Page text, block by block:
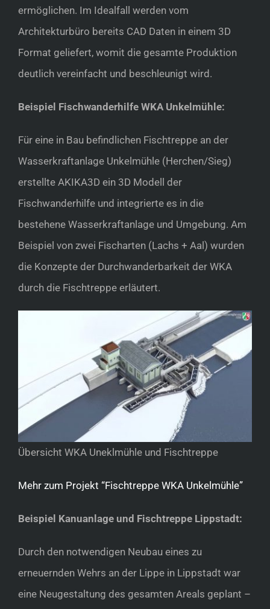
ermöglichen. Im Idealfall werden vom
Architekturbüro bereits CAD Daten in einem 3D
Format geliefert, womit die gesamte Produktion
deutlich vereinfacht und beschleunigt wird.
Beispiel Fischwanderhilfe WKA Unkelmühle:
Für eine in Bau befindlichen Fischtreppe an der
Wasserkraftanlage Unkelmühle (Herchen/Sieg)
erstellte AKIKA3D ein 3D Modell der
Fischwanderhilfe und integrierte es in die
bestehene Wasserkraftanlage und Umgebung. Am
Beispiel von zwei Fischarten (Lachs + Aal) wurden
die Konzepte der Durchwanderbarkeit der WKA
durch die Fischtreppe erläutert.
Übersicht WKA Uneklmühle und Fischtreppe
Mehr zum Projekt “Fischtreppe WKA Unkelmühle”
Beispiel Kanuanlage und Fischtreppe Lippstadt:
Durch den notwendigen Neubau eines zu
erneuernden Wehrs an der Lippe in Lippstadt war
eine Neugestaltung des gesamten Areals geplant –